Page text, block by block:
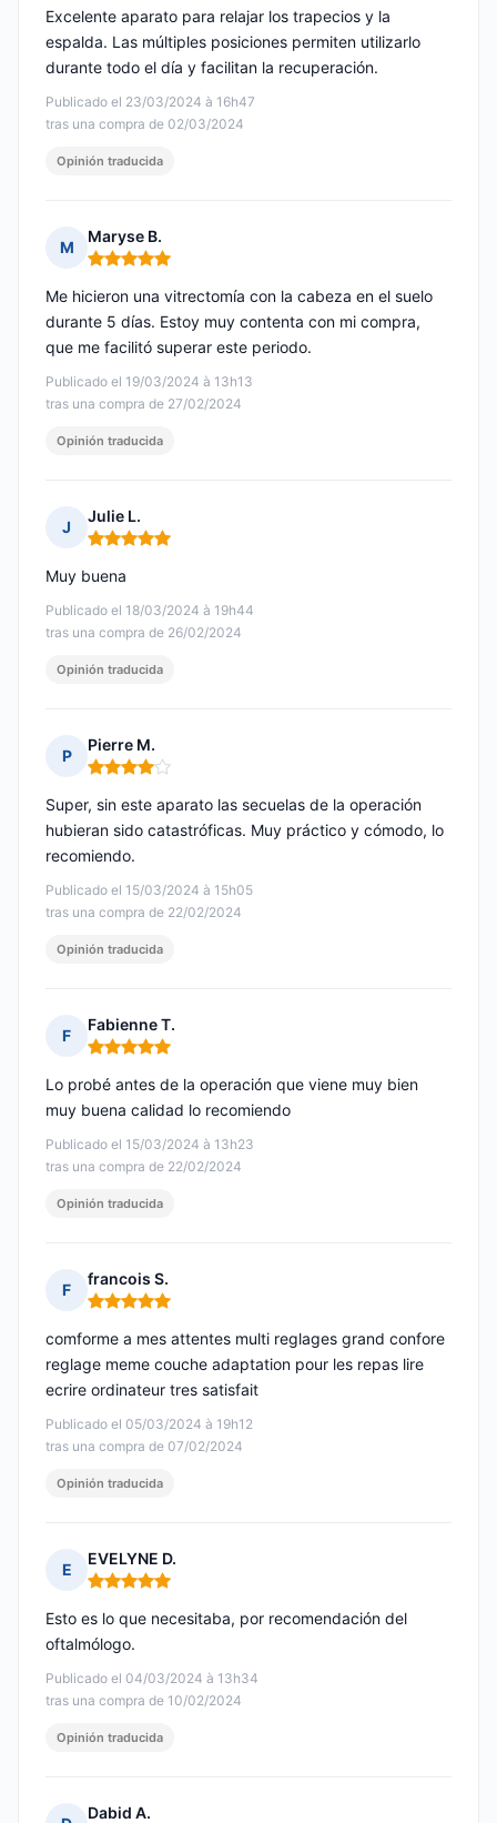
Publicado el 23/03/2024 à 16h47
tras una compra de 02/03/2024
Excelente aparato para relajar los trapecios y la
espalda. Las múltiples posiciones permiten utilizarlo
durante todo el día y facilitan la recuperación.
Opinión traducida
M
Maryse B.
Nota: 5 de 5
Publicado el 19/03/2024 à 13h13
tras una compra de 27/02/2024
Me hicieron una vitrectomía con la cabeza en el suelo
durante 5 días. Estoy muy contenta con mi compra,
que me facilitó superar este periodo.
Opinión traducida
J
Julie L.
Nota: 5 de 5
Publicado el 18/03/2024 à 19h44
tras una compra de 26/02/2024
Muy buena
Opinión traducida
P
Pierre M.
Nota: 4 de 5
Publicado el 15/03/2024 à 15h05
tras una compra de 22/02/2024
Super, sin este aparato las secuelas de la operación
hubieran sido catastróficas. Muy práctico y cómodo, lo
recomiendo.
Opinión traducida
F
Fabienne T.
Nota: 5 de 5
Publicado el 15/03/2024 à 13h23
tras una compra de 22/02/2024
Lo probé antes de la operación que viene muy bien
muy buena calidad lo recomiendo
Opinión traducida
F
francois S.
Nota: 5 de 5
Publicado el 05/03/2024 à 19h12
tras una compra de 07/02/2024
comforme a mes attentes multi reglages grand confore
reglage meme couche adaptation pour les repas lire
ecrire ordinateur tres satisfait
Opinión traducida
E
EVELYNE D.
Nota: 5 de 5
Publicado el 04/03/2024 à 13h34
tras una compra de 10/02/2024
Esto es lo que necesitaba, por recomendación del
oftalmólogo.
Opinión traducida
Dabid A.